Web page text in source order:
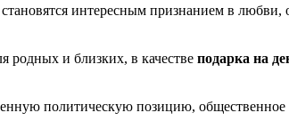
интересным признанием в любви,
родных и близких, в качестве подарка на
политическую позицию,